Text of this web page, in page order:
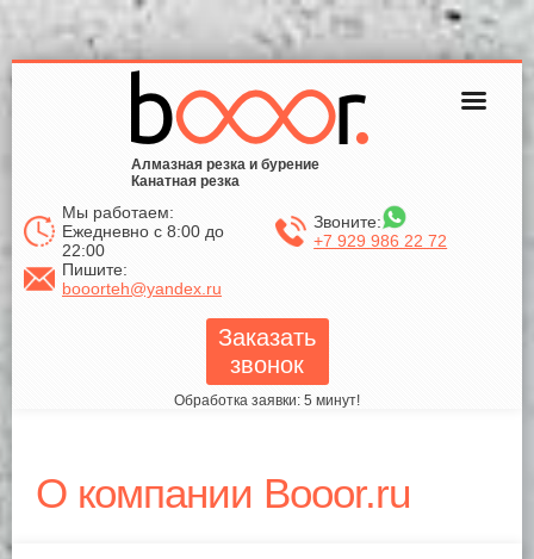
Алмазная резка и бурение
Канатная резка
Мы работаем:
Ежедневно с 8:00 до
22:00
Звоните:
+7 929 986 22 72
Пишите:
booorteh@yandex.ru
Заказать
звонок
Обработка заявки: 5 минут!
О компании Booor.ru